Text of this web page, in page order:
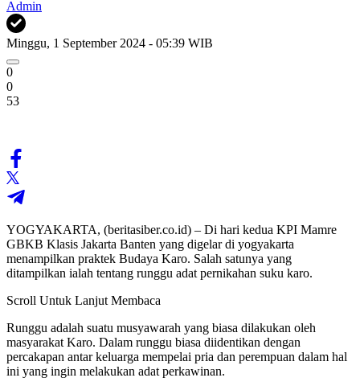
Admin
Minggu, 1 September 2024 - 05:39 WIB
0
0
53
YOGYAKARTA, (beritasiber.co.id) – Di hari kedua KPI Mamre
GBKB Klasis Jakarta Banten yang digelar di yogyakarta
menampilkan praktek Budaya Karo. Salah satunya yang
ditampilkan ialah tentang runggu adat pernikahan suku karo.
Scroll Untuk Lanjut Membaca
Runggu adalah suatu musyawarah yang biasa dilakukan oleh
masyarakat Karo. Dalam runggu biasa diidentikan dengan
percakapan antar keluarga mempelai pria dan perempuan dalam hal
ini yang ingin melakukan adat perkawinan.